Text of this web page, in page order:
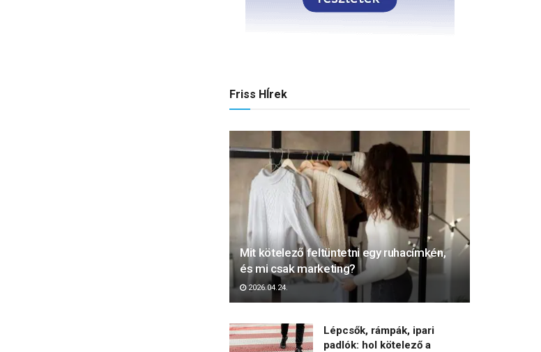
Friss HÍrek
Mit kötelező feltüntetni egy ruhacímkén,
és mi csak marketing?
2026.04.24.
Lépcsők, rámpák, ipari
padlók: hol kötelező a